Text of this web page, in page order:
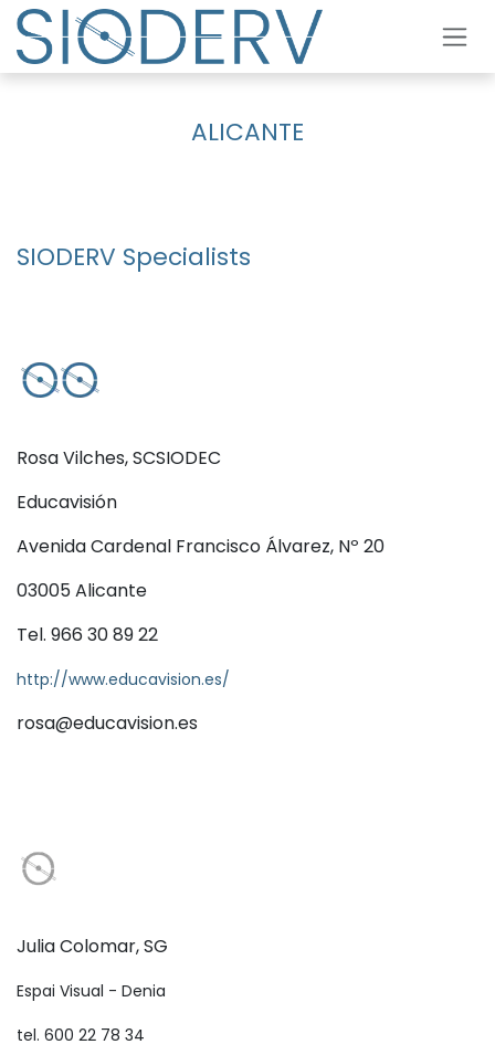
Skip to Content
ALICANTE
SIODERV Specialists
Rosa Vilches, SCSIODEC
Educavisión
Avenida Cardenal Francisco Álvarez, Nº 20
03005 Alicante
Tel. 966 30 89 22
http://www.educavision.es/
rosa@educavision.es
Julia Colomar, SG
Espai Visual - Denia
tel. 600 22 78 34